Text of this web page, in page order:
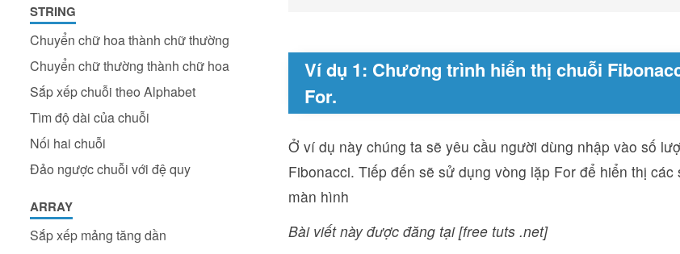
STRING
Chuyển chữ hoa thành chữ thường
Chuyển chữ thường thành chữ hoa
Sắp xếp chuỗi theo Alphabet
Tìm độ dài của chuỗi
Nối hai chuỗi
Đảo ngược chuỗi với đệ quy
ARRAY
Sắp xếp mảng tăng dần
Ví dụ 1: Chương trình hiển thị chuỗi
For.
Ở ví dụ này chúng ta sẽ yêu cầu người dùng nhập vào số
Fibonacci. Tiếp đến sẽ sử dụng vòng lặp For để hiển thị
màn hình
Bài viết này được đăng tại [free tuts .net]